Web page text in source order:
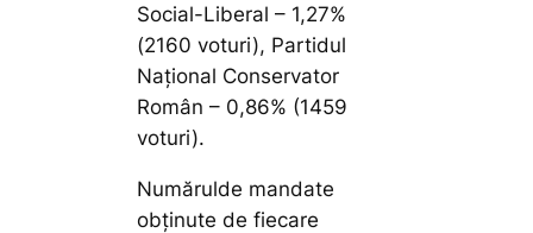
Social-Liberal – 1,27%
(2160 voturi), Partidul
Național Conservator
Român – 0,86% (1459
voturi).
Numărulde mandate
obţinute de fiecare